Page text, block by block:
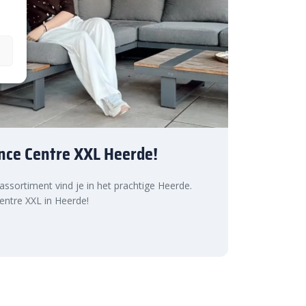
Centre XXL Heerde!
vind je in het prachtige Heerde.
XXL in Heerde!